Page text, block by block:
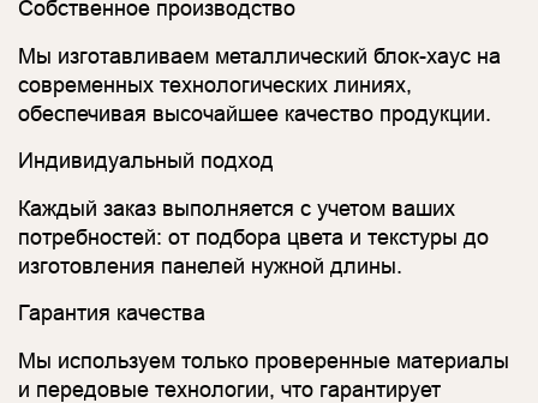
Собственное производство
Мы изготавливаем металлический блок-хаус на
современных технологических линиях,
обеспечивая высочайшее качество продукции.
Индивидуальный подход
Каждый заказ выполняется с учетом ваших
потребностей: от подбора цвета и текстуры до
изготовления панелей нужной длины.
Гарантия качества
Мы используем только проверенные материалы
и передовые технологии, что гарантирует